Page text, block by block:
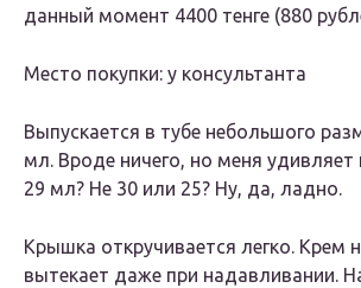
данный момент 4400 тенге (880
Место покупки: у консультанта
Выпускается в тубе небольшого
мл. Вроде ничего, но меня
29 мл? Не 30 или 25? Ну, да, ладно.
Крышка откручивается легко. Крем
вытекает даже при надавливании.